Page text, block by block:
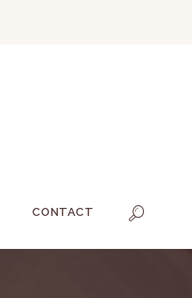
CONTACT